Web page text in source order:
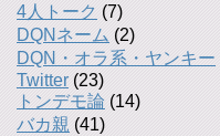
4人トーク (7)
DQNネーム (2)
DQN・オラ系・ヤンキー
Twitter (23)
トンデモ論 (14)
バカ親 (41)